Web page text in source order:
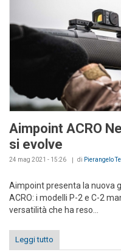
Aimpoint ACRO
si evolve
24 mag 2021 - 15:26 di Pierangelo
Aimpoint presenta la nuova
ACRO: i modelli P-2 e C-2
versatilità che ha reso...
Leggi tutto